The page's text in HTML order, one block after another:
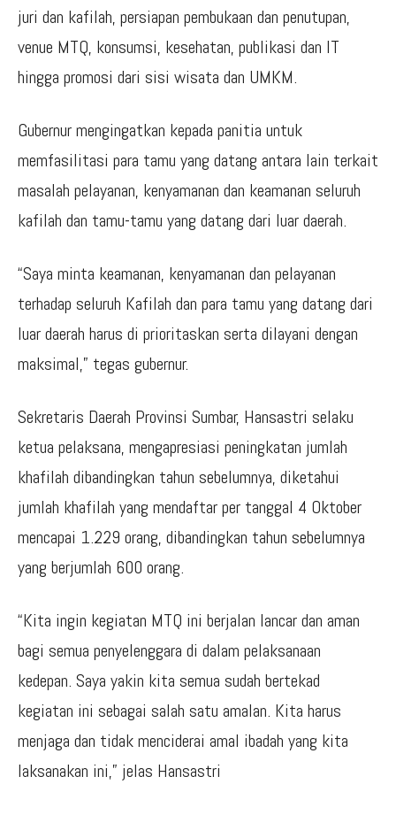
juri dan kafilah, persiapan pembukaan dan penutupan,
venue MTQ, konsumsi, kesehatan, publikasi dan IT
hingga promosi dari sisi wisata dan UMKM.
Gubernur mengingatkan kepada panitia untuk
memfasilitasi para tamu yang datang antara lain terkait
masalah pelayanan, kenyamanan dan keamanan seluruh
kafilah dan tamu-tamu yang datang dari luar daerah.
“Saya minta keamanan, kenyamanan dan pelayanan
terhadap seluruh Kafilah dan para tamu yang datang dari
luar daerah harus di prioritaskan serta dilayani dengan
maksimal,” tegas gubernur.
Sekretaris Daerah Provinsi Sumbar, Hansastri selaku
ketua pelaksana, mengapresiasi peningkatan jumlah
khafilah dibandingkan tahun sebelumnya, diketahui
jumlah khafilah yang mendaftar per tanggal 4 Oktober
mencapai 1.229 orang, dibandingkan tahun sebelumnya
yang berjumlah 600 orang.
“Kita ingin kegiatan MTQ ini berjalan lancar dan aman
bagi semua penyelenggara di dalam pelaksanaan
kedepan. Saya yakin kita semua sudah bertekad
kegiatan ini sebagai salah satu amalan. Kita harus
menjaga dan tidak menciderai amal ibadah yang kita
laksanakan ini,” jelas Hansastri